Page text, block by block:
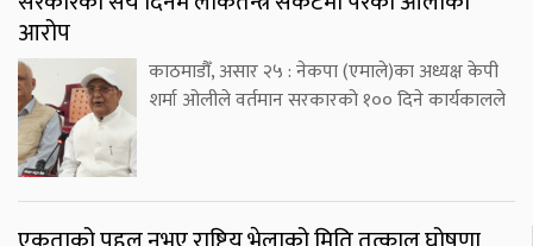
आरोप
काठमाडौँ, असार २५ : नेकपा (एमाले)का अध्यक्ष केपी
शर्मा ओलीले वर्तमान सरकारको १०० दिने कार्यकालले